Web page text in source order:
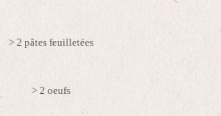
> 2 pâtes feuilletées
> 2 oeufs